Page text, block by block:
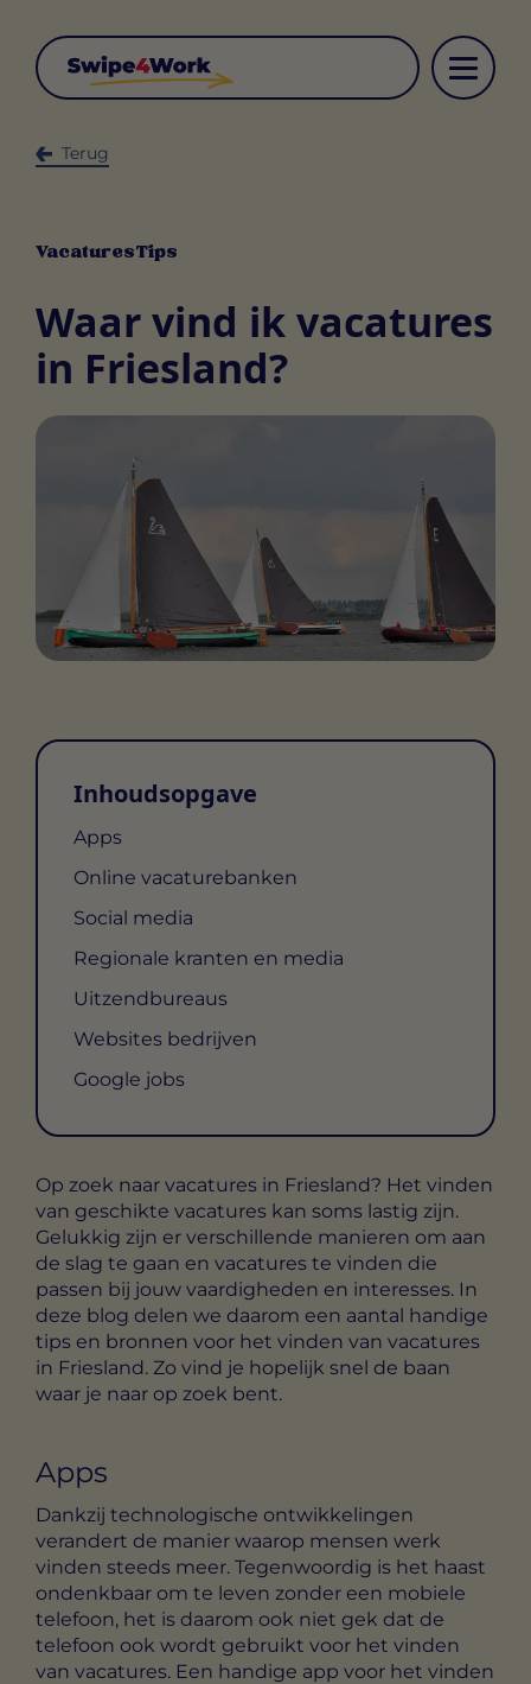
Terug
VacaturesTips
Waar vind ik vacatures
in Friesland?
Inhoudsopgave
Apps
Online vacaturebanken
Social media
Regionale kranten en media
Uitzendbureaus
Websites bedrijven
Google jobs
Op zoek naar vacatures in Friesland? Het vinden
van geschikte vacatures kan soms lastig zijn.
Gelukkig zijn er verschillende manieren om aan
de slag te gaan en vacatures te vinden die
passen bij jouw vaardigheden en interesses. In
deze blog delen we daarom een aantal handige
tips en bronnen voor het vinden van vacatures
in Friesland. Zo vind je hopelijk snel de baan
waar je naar op zoek bent.
Apps
Dankzij technologische ontwikkelingen
verandert de manier waarop mensen werk
vinden steeds meer. Tegenwoordig is het haast
ondenkbaar om te leven zonder een mobiele
telefoon, het is daarom ook niet gek dat de
telefoon ook wordt gebruikt voor het vinden
van vacatures. Een handige app voor het vinden